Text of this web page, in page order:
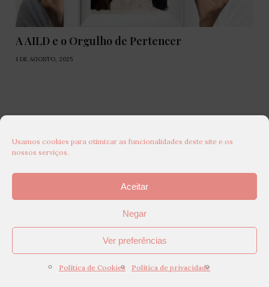
Usamos cookies para otimizar as funcionalidades deste site e os
nossos serviços.
Aceitar
Negar
Ver preferências
Política de Cookies Política de privacidade
A AILD e o Orgulho de Pertencer
1 DE AGOSTO, 2025